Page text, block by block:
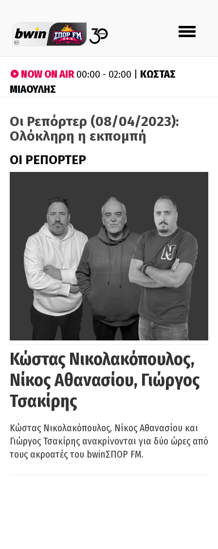
Toggle
navigation
NOW ON AIR00:00 - 02:00 | ΚΩΣΤΑΣ
ΜΙΑΟΥΛΗΣ
Οι Ρεπόρτερ (08/04/2023):
Ολόκληρη η εκπομπή
ΟΙ ΡΕΠΟΡΤΕΡ
Κώστας Νικολακόπουλος,
Νίκος Αθανασίου, Γιώργος
Τσακίρης
Κώστας Νικολακόπουλος, Νίκος Αθανασίου και
Γιώργος Τσακίρης ανακρίνονται για δύο ώρες από
τους ακροατές του bwinΣΠΟΡ FM.